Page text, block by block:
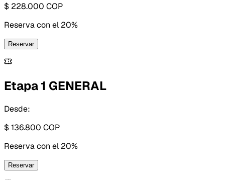
$ 228.000 COP
Reserva con el 20%
Reservar
Etapa 1 GENERAL
Desde:
$ 136.800 COP
Reserva con el 20%
Reservar